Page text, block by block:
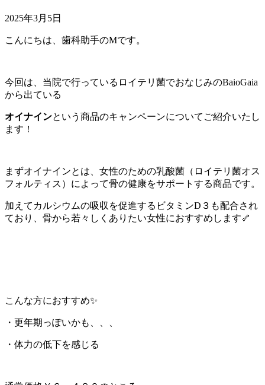
2025年3月5日
こんにちは、歯科助手のMです。
今回は、当院で行っているロイテリ菌でおなじみのBaioGaia
から出ている
オイナインという商品のキャンペーンについてご紹介いたし
ます！
まずオイナインとは、女性のための乳酸菌（ロイテリ菌オス
フォルティス）によって骨の健康をサポートする商品です。
加えてカルシウムの吸収を促進するビタミンD３も配合され
ており、骨から若々しくありたい女性におすすめします🦴
こんな方におすすめ✨
・更年期っぽいかも、、、
・体力の低下を感じる